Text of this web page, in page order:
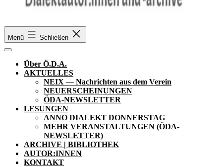
Ö.D.A.
Menü Schließen
Über Ö.D.A.
AKTUELLES
NEIX — Nachrichten aus dem Verein
NEUERSCHEINUNGEN
ÖDA-NEWSLETTER
LESUNGEN
ANNO DIALEKT DONNERSTAG
MEHR VERANSTALTUNGEN (ÖDA-
NEWSLETTER)
ARCHIVE | BIBLIOTHEK
AUTOR:INNEN
KONTAKT